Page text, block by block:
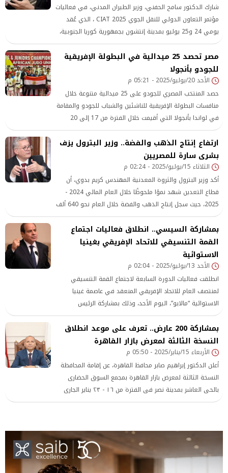
شارك الدكتور سامح الحفني، وزير الطيران المدني، في فعاليات
مؤتمر التعاون الدولي للنقل الجوي CIAT 2025 ، الذي عُقد
يومي 24 و25 يوليو بمدينة إنتشون بجمهورية كوريا الجنوبية،
وذلك في إطار حرص وزارة الطيران المدني على تعزيز التعاون
الدولي وتبادل الخبرات مع مختلف الدول والمنظمات العالمية
المعنية بصناعة الطيران.
مصر تحصد 25 ميدالية في البطولة الإفريقية
للجودو بأنجولا
الأحد 20/يوليو/2025 - 05:21 م
حصد المنتخب المصري للجودو على 25 ميدالية متنوعة خلال
منافسات البطولة الإفريقية للناشئين والشباب للجودو والمقامة
في لواندا بأنجولا التي أقيمت خلال الفترة من 17 إلى 20
يوليو الجاري.
ارتفاع إنتاج الذهب والفضة.. وزير البترول يزف
بشرى سارة للمصريين
الثلاثاء 15/يوليو/2025 - 02:24 م
أكد وزير البترول والثروة المعدنية المهندس كريم بدوي، أن
قطاع التعدين شهد نموًا ملحوظًا خلال العام المالي 2024 -
2025، حيث سجل إنتاج الذهب والفضة خلال العام نحو 640 ألف
أوقية، بزيادة قدرها 14% مقارنة بالعام السابق، فيما بلغت
قيمة المبيعات الإجمالية لهما حوالي 1.5 مليار دولار، بزيادة
بلغت 57%.
بمشاركة السيسي.. انطلاق فعاليات اجتماع
القمة التنسيقي للاتحاد الإفريقي بغينيا
الاستوائية
الأحد 13/يوليو/2025 - 02:04 م
انطلقت فعاليات الدورة السابعة لاجتماع القمة التنسيقي
لمنتصف العام للاتحاد الإفريقي المنعقد في عاصمة غينيا
الاستوائية “مالابو”، اليوم الأحد، وذلك بمشاركة الرئيس
عبدالفتاح السيسي وعدد من القادة الأفارقة.
بمشاركة 200 عارض.. تعرف على موعد انطلاق
النسخة الثالثة لمعرض بازار القاهرة
الأربعاء 15/يناير/2025 - 05:50 م
أعلن الدكتور إبراهيم صابر محافظ القاهرة، عن إقامة المحافظة
النسخة الثالثة لمعرض بازار القاهرة بمجمع السوق الحضارى
بالحى العاشر بمدينة نصر فى الفترة من ١٦ - ٢٣ يناير الجارى
بمشاركة أكثر من ٢٠٠ عارض وشركة .